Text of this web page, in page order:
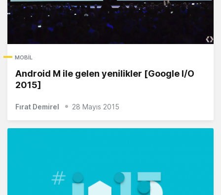
MOBIL
Android M ile gelen yenilikler [Google I/O
2015]
Fırat Demirel 28 Mayıs 2015